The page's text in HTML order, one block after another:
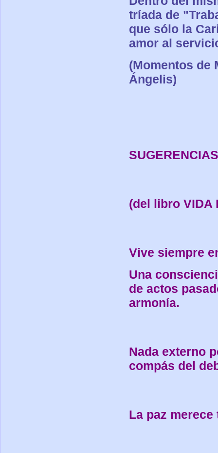
tríada de
que sólo la
amor al
(Momentos de
Ángelis)
SUGERENCIAS
(del libro VIDA
Vive siempre
Una
de actos
armonía.
Nada externo
compás del
La paz